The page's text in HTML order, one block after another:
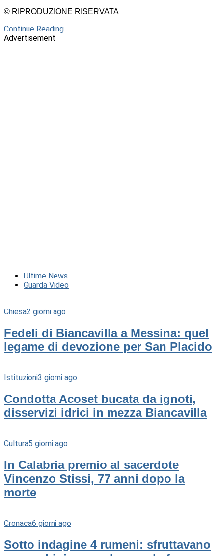
© RIPRODUZIONE RISERVATA
Continue Reading
Advertisement
Ultime News
Guarda Video
Chiesa2 giorni ago
Fedeli di Biancavilla a Messina: quel
legame di devozione per San Placido
Istituzioni3 giorni ago
Condotta Acoset bucata da ignoti,
disservizi idrici in mezza Biancavilla
Cultura5 giorni ago
In Calabria premio al sacerdote
Vincenzo Stissi, 77 anni dopo la
morte
Cronaca6 giorni ago
Sotto indagine 4 rumeni: sfruttavano